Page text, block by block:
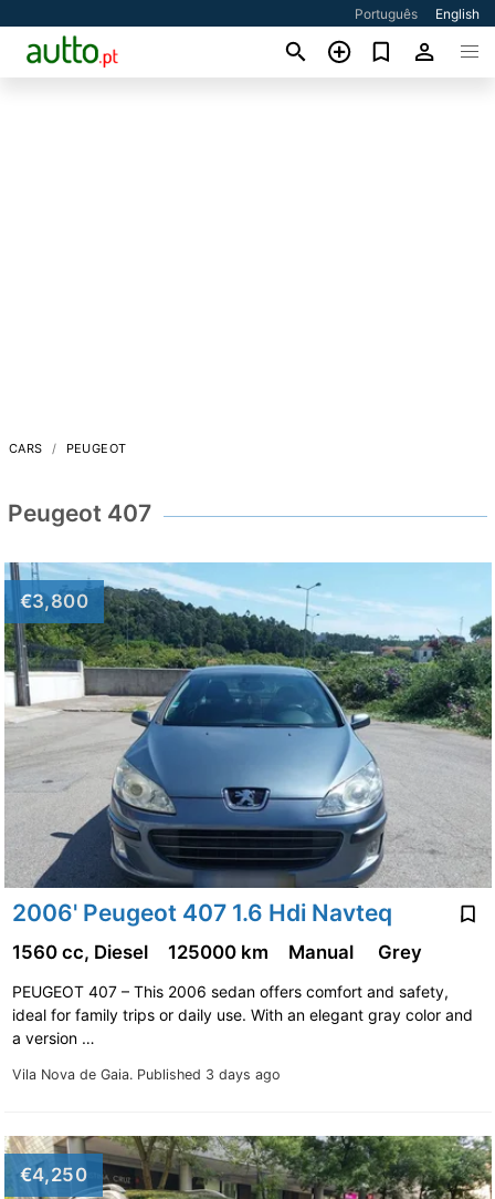
Português English
CARS PEUGEOT
Peugeot 407
€3,800
2006' Peugeot 407 1.6 Hdi Navteq
Vila Nova de Gaia. Published 3 days ago
1560 cc, Diesel 125000 km Manual Grey
PEUGEOT 407 – This 2006 sedan offers comfort and safety,
ideal for family trips or daily use. With an elegant gray color and
a version …
€4,250